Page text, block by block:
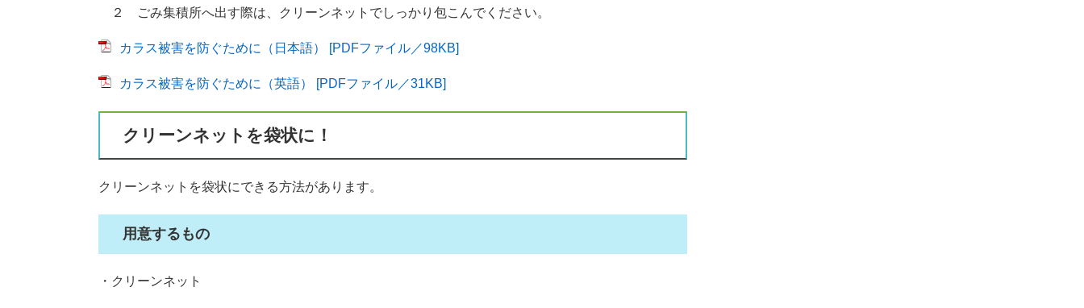
２ ごみ集積所へ出す際は、クリーンネットでしっかり包こんでください。
カラス被害を防ぐために（日本語） [PDFファイル／98KB]
カラス被害を防ぐために（英語） [PDFファイル／31KB]
クリーンネットを袋状に！
クリーンネットを袋状にできる方法があります。
用意するもの
・クリーンネット